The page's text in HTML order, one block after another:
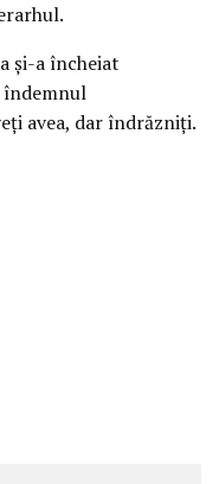
şi-a încheiat
îndemnul
avea, dar îndrăzniţi.